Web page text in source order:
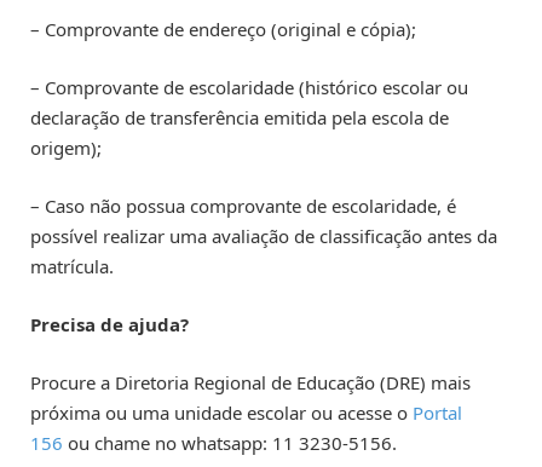
– Comprovante de endereço (original e cópia);
– Comprovante de escolaridade (histórico escolar ou
declaração de transferência emitida pela escola de
origem);
– Caso não possua comprovante de escolaridade, é
possível realizar uma avaliação de classificação antes da
matrícula.
Precisa de ajuda?
Procure a Diretoria Regional de Educação (DRE) mais
próxima ou uma unidade escolar ou acesse o Portal
156 ou chame no whatsapp: 11 3230-5156.